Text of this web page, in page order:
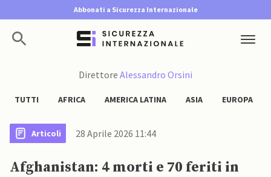
Abbonati a Sicurezza Internazionale
Direttore Alessandro Orsini
TUTTI AFRICA AMERICA LATINA ASIA EUROPA
Articoli 28 Aprile 2026 11:44
Afghanistan: 4 morti e 70 feriti in